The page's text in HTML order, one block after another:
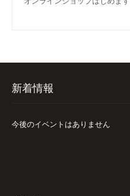
新着情報
今後のイベントはありません